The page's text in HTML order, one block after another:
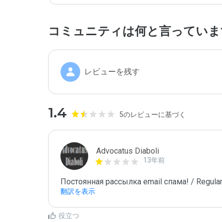
コミュニティは何と言ってい
レビューを残す
1.4 5のレビューに基づく
Advocatus Diaboli
13年前
Постоянная рассылка email спама! /
翻訳を表示
役立つ